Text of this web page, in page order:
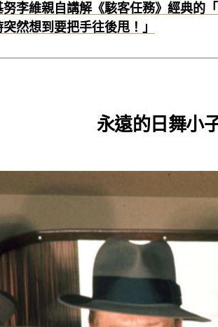
努李維親自講解《駭客任務》經典的
然想到要把手往後甩！」
永遠的日舞小